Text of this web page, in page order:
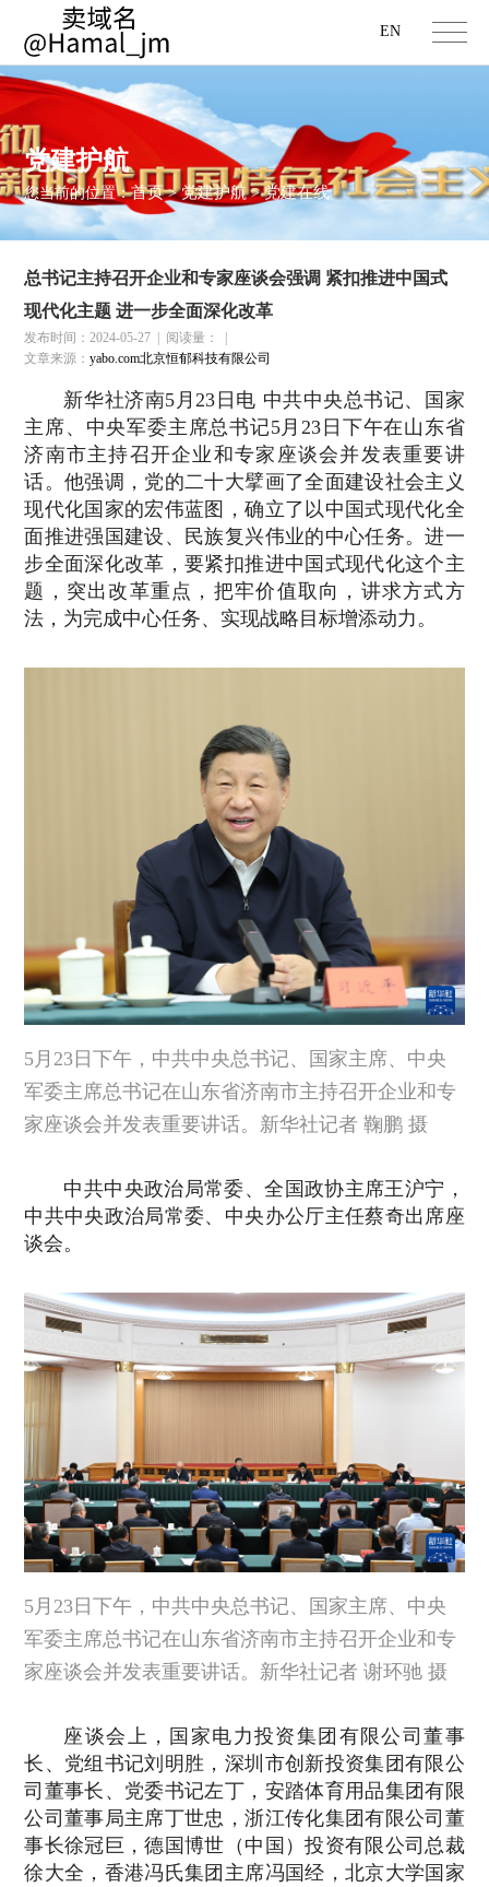
EN
党建护航
您当前的位置：首页>党建护航>党建在线
总书记主持召开企业和专家座谈会强调 紧扣推进中国式
现代化主题 进一步全面深化改革
发布时间：2024-05-27 阅读量：
文章来源：yabo.com北京恒郁科技有限公司
新华社济南5月23日电 中共中央总书记、国家
主席、中央军委主席总书记5月23日下午在山东省
济南市主持召开企业和专家座谈会并发表重要讲
话。他强调，党的二十大擘画了全面建设社会主义
现代化国家的宏伟蓝图，确立了以中国式现代化全
面推进强国建设、民族复兴伟业的中心任务。进一
步全面深化改革，要紧扣推进中国式现代化这个主
题，突出改革重点，把牢价值取向，讲求方式方
法，为完成中心任务、实现战略目标增添动力。
5月23日下午，中共中央总书记、国家主席、中央
军委主席总书记在山东省济南市主持召开企业和专
家座谈会并发表重要讲话。新华社记者 鞠鹏 摄
中共中央政治局常委、全国政协主席王沪宁，
中共中央政治局常委、中央办公厅主任蔡奇出席座
谈会。
5月23日下午，中共中央总书记、国家主席、中央
军委主席总书记在山东省济南市主持召开企业和专
家座谈会并发表重要讲话。新华社记者 谢环驰 摄
座谈会上，国家电力投资集团有限公司董事
长、党组书记刘明胜，深圳市创新投资集团有限公
司董事长、党委书记左丁，安踏体育用品集团有限
公司董事局主席丁世忠，浙江传化集团有限公司董
事长徐冠巨，德国博世（中国）投资有限公司总裁
徐大全，香港冯氏集团主席冯国经，北京大学国家